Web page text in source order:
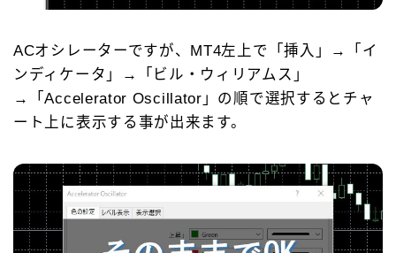
ACオシレーターですが、MT4左上で「挿入」→「イ
ンディケータ」→「ビル・ウィリアムス」
→「Accelerator Oscillator」の順で選択するとチャ
ート上に表示する事が出来ます。